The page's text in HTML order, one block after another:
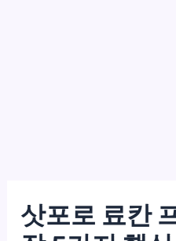
삿포로 료칸